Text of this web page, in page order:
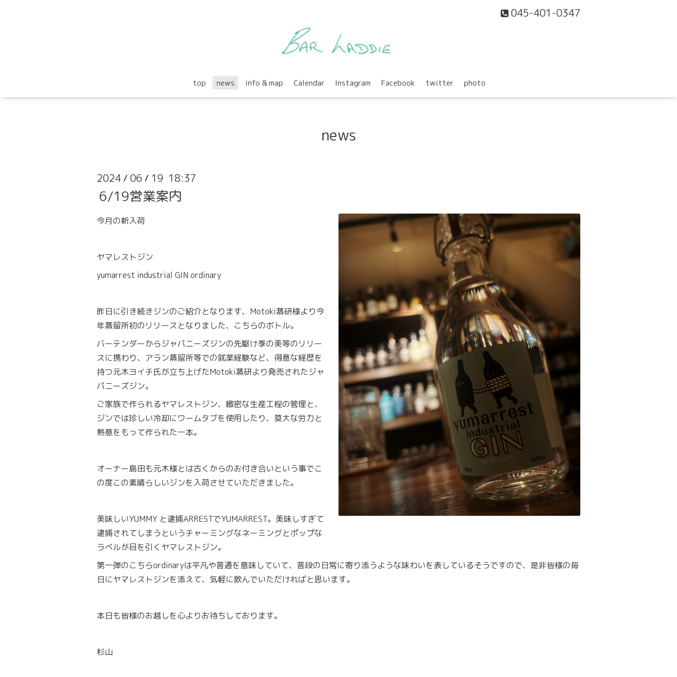
045-401-0347
top news info & map Calendar Instagram Facebook twitter photo
news
2024 / 06 / 19 18:37
6/19営業案内
今月の新入荷
ヤマレストジン
yumarrest industrial GIN ordinary
昨日に引き続きジンのご紹介となります、Motoki蒸研様より今
年蒸留所初のリリースとなりました、こちらのボトル。
バーテンダーからジャパニーズジンの先駆け季の美等のリリー
スに携わり、アラン蒸留所等での就業経験など、得意な経歴を
持つ元木ヨイチ氏が立ち上げたMotoki蒸研より発売されたジャ
パニーズジン。
ご家族で作られるヤマレストジン、緻密な生産工程の管理と、
ジンでは珍しい冷却にワームタブを使用したり、莫大な労力と
熱意をもって作られた一本。
オーナー島田も元木様とは古くからのお付き合いという事でこ
の度この素晴らしいジンを入荷させていただきました。
美味しいYUMMY と逮捕ARRESTでYUMARREST。美味しすぎて
逮捕されてしまうというチャーミングなネーミングとポップな
ラベルが目を引くヤマレストジン。
第一弾のこちらordinaryは平凡や普通を意味していて、普段の日常に寄り添うような味わいを表しているそうですので、是非皆様の毎
日にヤマレストジンを添えて、気軽に飲んでいただければと思います。
本日も皆様のお越しを心よりお待ちしております。
杉山